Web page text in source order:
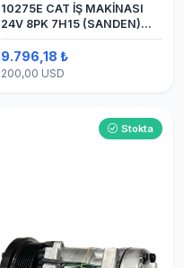
10275E CAT İŞ MAKİNASI
24V 8PK 7H15 (SANDEN)
BLOK SAPLAMALI KLİMA
KOMPRESÖRÜ
9.796,18 ₺
200,00 USD
Stokta